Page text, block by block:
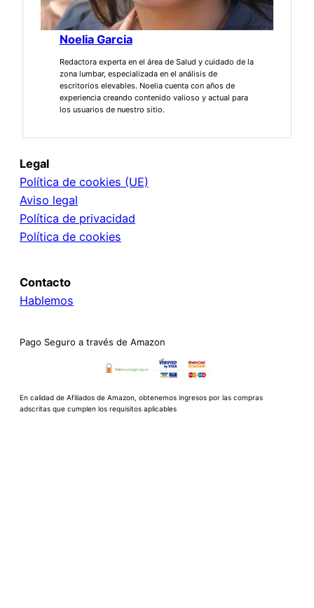
Noelia Garcia
Redactora experta en el área de Salud y cuidado de la
zona lumbar, especializada en el análisis de
escritorios elevables. Noelia cuenta con años de
experiencia creando contenido valioso y actual para
los usuarios de nuestro sitio.
Legal
Política de cookies (UE)
Aviso legal
Política de privacidad
Política de cookies
Contacto
Hablemos
Pago Seguro a través de Amazon
En calidad de Afiliados de Amazon, obtenemos ingresos por las compras
adscritas que cumplen los requisitos aplicables